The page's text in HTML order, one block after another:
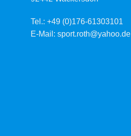
Tel.: +49 (0)176-61303101
E-Mail: sport.roth@yahoo.de